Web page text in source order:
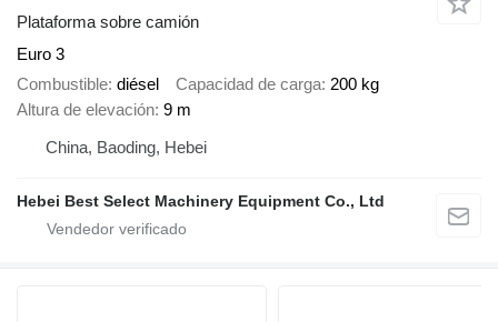
Plataforma sobre camión
Euro 3
Combustible diésel Capacidad de carga 200 kg
Altura de elevación 9 m
China, Baoding, Hebei
Hebei Best Select Machinery Equipment Co., Ltd